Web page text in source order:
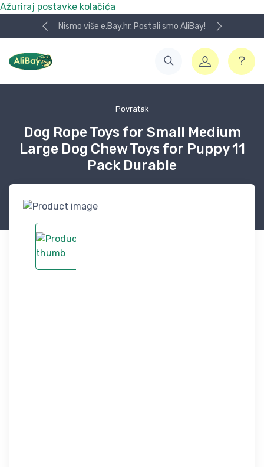
Ažuriraj postavke kolačića
Nismo više e.Bay.hr. Postali smo AliBay!
Povratak
Dog Rope Toys for Small Medium
Large Dog Chew Toys for Puppy 11
Pack Durable